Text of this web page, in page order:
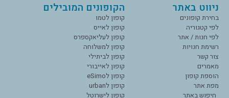
ניווט באתר
בחירת קופונים
לפי קטגוריה
לפי חנות / אתר
רשימת חנויות
צור קשר
מאמרים
הוספת קופון
מפת אתר
חיפוש באתר
הקופונים המובילים
קופון לטמו
קופון לאייס
קופון לעליאקספרס
קופון למשלוחה
קופון לביתילי
קופון לאייבורי
קופון לeSimo
קופון לurban
קופון לישרוטל